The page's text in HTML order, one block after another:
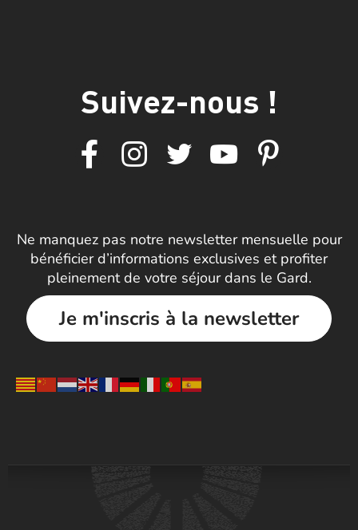
Suivez-nous !
Ne manquez pas notre newsletter mensuelle pour
bénéficier d’informations exclusives et profiter
pleinement de votre séjour dans le Gard.
Je m'inscris à la newsletter